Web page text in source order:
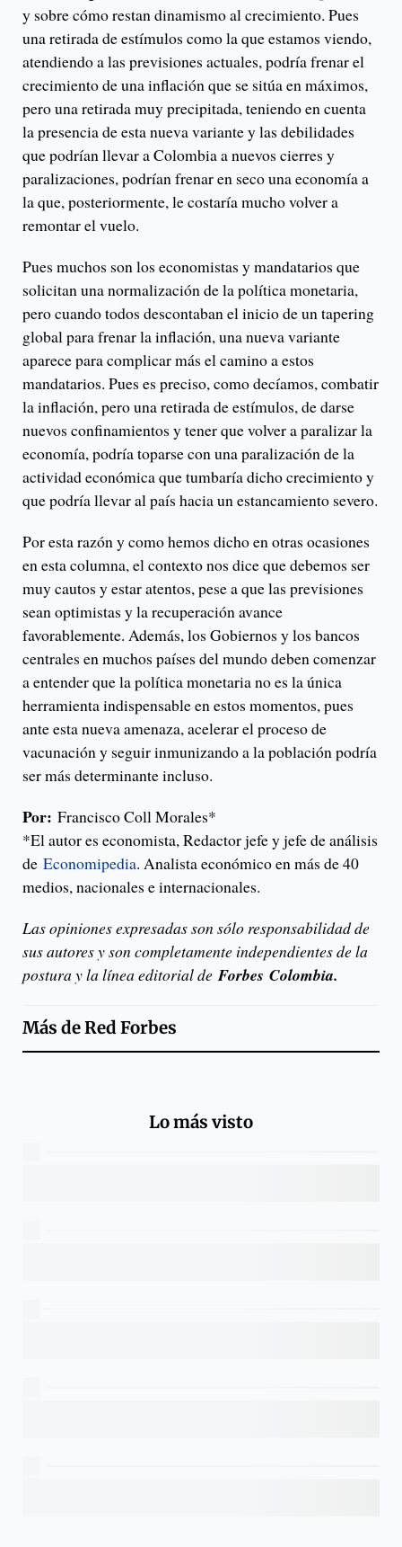
y sobre cómo restan dinamismo al crecimiento. Pues
una retirada de estímulos como la que estamos viendo,
atendiendo a las previsiones actuales, podría frenar el
crecimiento de una inflación que se sitúa en máximos,
pero una retirada muy precipitada, teniendo en cuenta
la presencia de esta nueva variante y las debilidades
que podrían llevar a Colombia a nuevos cierres y
paralizaciones, podrían frenar en seco una economía a
la que, posteriormente, le costaría mucho volver a
remontar el vuelo.
Pues muchos son los economistas y mandatarios que
solicitan una normalización de la política monetaria,
pero cuando todos descontaban el inicio de un tapering
global para frenar la inflación, una nueva variante
aparece para complicar más el camino a estos
mandatarios. Pues es preciso, como decíamos, combatir
la inflación, pero una retirada de estímulos, de darse
nuevos confinamientos y tener que volver a paralizar la
economía, podría toparse con una paralización de la
actividad económica que tumbaría dicho crecimiento y
que podría llevar al país hacia un estancamiento severo.
Por esta razón y como hemos dicho en otras ocasiones
en esta columna, el contexto nos dice que debemos ser
muy cautos y estar atentos, pese a que las previsiones
sean optimistas y la recuperación avance
favorablemente. Además, los Gobiernos y los bancos
centrales en muchos países del mundo deben comenzar
a entender que la política monetaria no es la única
herramienta indispensable en estos momentos, pues
ante esta nueva amenaza, acelerar el proceso de
vacunación y seguir inmunizando a la población podría
ser más determinante incluso.
Por: Francisco Coll Morales*
*El autor es economista, Redactor jefe y jefe de análisis
de Economipedia. Analista económico en más de 40
medios, nacionales e internacionales.
Las opiniones expresadas son sólo responsabilidad de
sus autores y son completamente independientes de la
postura y la línea editorial deForbes Colombia.
Más deRed Forbes
Lo más visto